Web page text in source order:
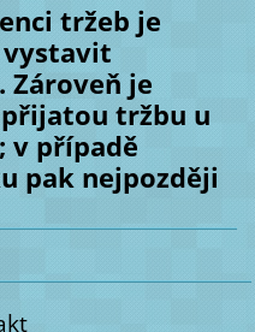
tržeb je
je
tržbu u
v případě
pak nejpozději